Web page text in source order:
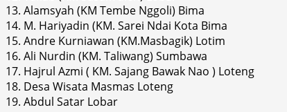
13. Alamsyah (KM Tembe Nggoli) Bima
14. M. Hariyadin (KM. Sarei Ndai Kota Bima
15. Andre Kurniawan (KM.Masbagik) Lotim
16. Ali Nurdin (KM. Taliwang) Sumbawa
17. Hajrul Azmi ( KM. Sajang Bawak Nao ) Loteng
18. Desa Wisata Masmas Loteng
19. Abdul Satar Lobar